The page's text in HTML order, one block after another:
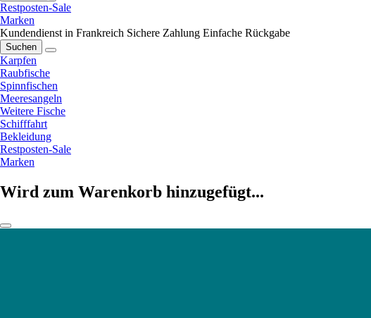
Restposten-Sale
Marken
Kundendienst in Frankreich Sichere Zahlung Einfache Rückgabe
Suchen
Karpfen
Raubfische
Spinnfischen
Meeresangeln
Weitere Fische
Schifffahrt
Bekleidung
Restposten-Sale
Marken
Wird zum Warenkorb hinzugefügt...